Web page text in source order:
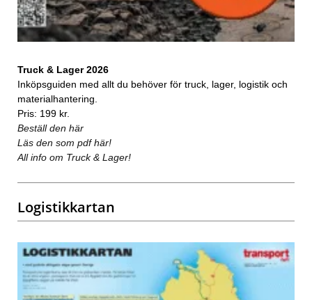
Truck & Lager 2026
Inköpsguiden med allt du behöver för truck, lager, logistik och
materialhantering.
Pris: 199 kr.
Beställ den här
Läs den som pdf här!
All info om Truck & Lager!
Logistikkartan